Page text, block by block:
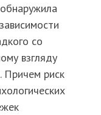
со
взгляду
Причем риск